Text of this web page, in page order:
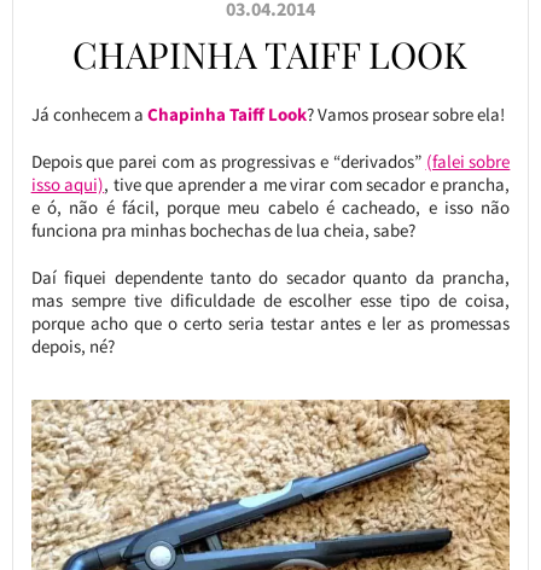
03.04.2014
CHAPINHA TAIFF LOOK
Já conhecem a Chapinha Taiff Look? Vamos prosear sobre ela!
Depois que parei com as progressivas e “derivados” (falei sobre
isso aqui), tive que aprender a me virar com secador e prancha,
e ó, não é fácil, porque meu cabelo é cacheado, e isso não
funciona pra minhas bochechas de lua cheia, sabe?
Daí fiquei dependente tanto do secador quanto da prancha,
mas sempre tive dificuldade de escolher esse tipo de coisa,
porque acho que o certo seria testar antes e ler as promessas
depois, né?